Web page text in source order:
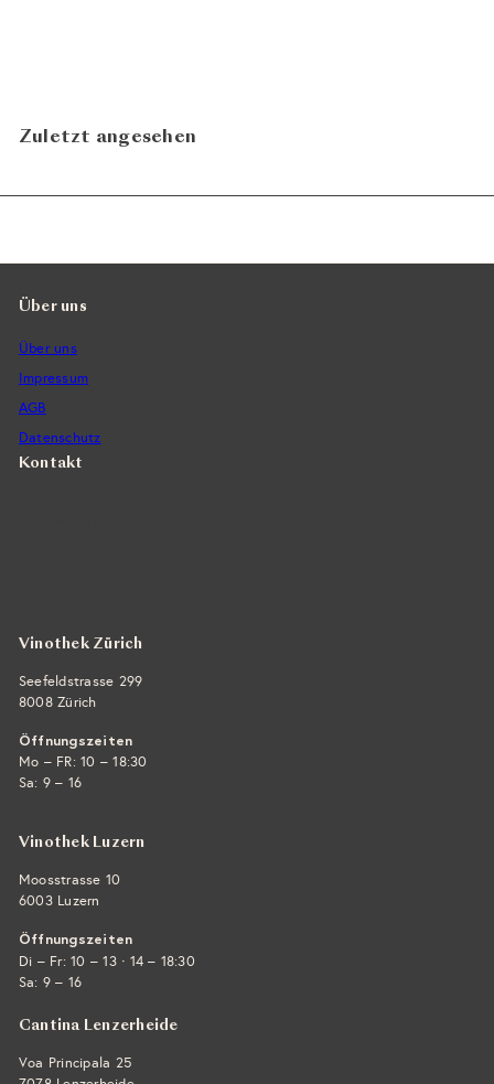
Zuletzt angesehen
Über uns
Über uns
Impressum
AGB
Datenschutz
Kontakt
Vinothek Zürich
Seefeldstrasse 299
8008 Zürich
Öffnungszeiten
Mo – FR: 10 – 18:30
Sa: 9 – 16
Vinothek Luzern
Moosstrasse 10
6003 Luzern
Öffnungszeiten
Di – Fr: 10 – 13 · 14 – 18:30
Sa: 9 – 16
Cantina Lenzerheide
Voa Principala 25